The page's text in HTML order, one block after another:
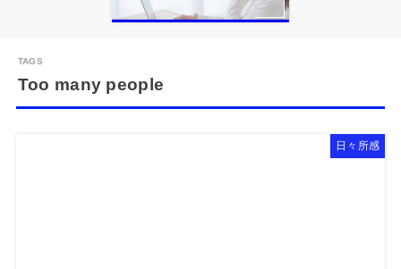
Too many people
日々所感